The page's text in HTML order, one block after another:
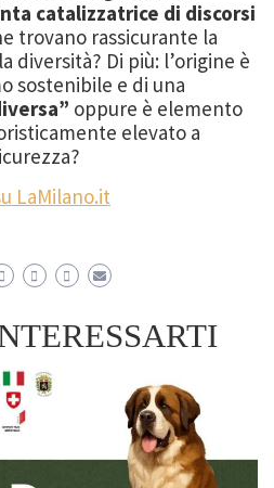
catalizzatrice di discorsi
trovano rassicurante la
diversità? Di più: l’origine è
sostenibile e di una
oppure è elemento
elevato a
LaMilano.it